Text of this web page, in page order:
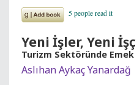
Yeni İşler, Yeni
Turizm Sektöründe Emek
Aslıhan Aykaç Yanardağ